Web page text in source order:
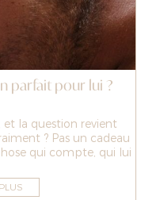
parfait pour lui ?
et la question revient
? Pas un cadeau
qui compte, qui lui